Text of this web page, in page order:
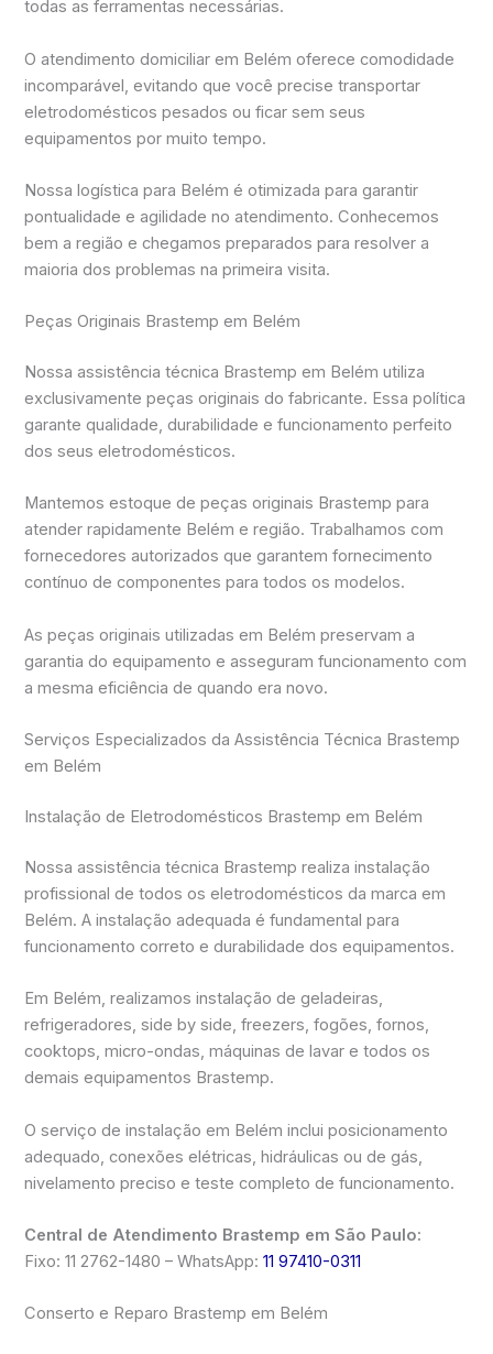
todas as ferramentas necessárias.
O atendimento domiciliar em Belém oferece comodidade
incomparável, evitando que você precise transportar
eletrodomésticos pesados ou ficar sem seus
equipamentos por muito tempo.
Nossa logística para Belém é otimizada para garantir
pontualidade e agilidade no atendimento. Conhecemos
bem a região e chegamos preparados para resolver a
maioria dos problemas na primeira visita.
Peças Originais Brastemp em Belém
Nossa assistência técnica Brastemp em Belém utiliza
exclusivamente peças originais do fabricante. Essa política
garante qualidade, durabilidade e funcionamento perfeito
dos seus eletrodomésticos.
Mantemos estoque de peças originais Brastemp para
atender rapidamente Belém e região. Trabalhamos com
fornecedores autorizados que garantem fornecimento
contínuo de componentes para todos os modelos.
As peças originais utilizadas em Belém preservam a
garantia do equipamento e asseguram funcionamento com
a mesma eficiência de quando era novo.
Serviços Especializados da Assistência Técnica Brastemp
em Belém
Instalação de Eletrodomésticos Brastemp em Belém
Nossa assistência técnica Brastemp realiza instalação
profissional de todos os eletrodomésticos da marca em
Belém. A instalação adequada é fundamental para
funcionamento correto e durabilidade dos equipamentos.
Em Belém, realizamos instalação de geladeiras,
refrigeradores, side by side, freezers, fogões, fornos,
cooktops, micro-ondas, máquinas de lavar e todos os
demais equipamentos Brastemp.
O serviço de instalação em Belém inclui posicionamento
adequado, conexões elétricas, hidráulicas ou de gás,
nivelamento preciso e teste completo de funcionamento.
Central de Atendimento Brastemp em São Paulo:
Fixo: 11 2762-1480 – WhatsApp:11 97410-0311
Conserto e Reparo Brastemp em Belém